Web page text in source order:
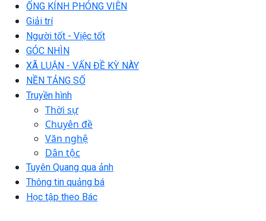
ỐNG KÍNH PHÓNG VIÊN
Giải trí
Người tốt - Việc tốt
GÓC NHÌN
XÃ LUẬN - VẤN ĐỀ KỲ NÀY
NỀN TẢNG SỐ
Truyền hình
Thời sự
Chuyên đề
Văn nghệ
Dân tộc
Tuyên Quang qua ảnh
Thông tin quảng bá
Học tập theo Bác